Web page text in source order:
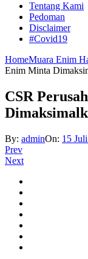
Tentang Kami
Pedoman
Disclaimer
#Covid19
HomeMuara Enim
Enim Minta
CSR
By: adminOn: 15
Prev
Next